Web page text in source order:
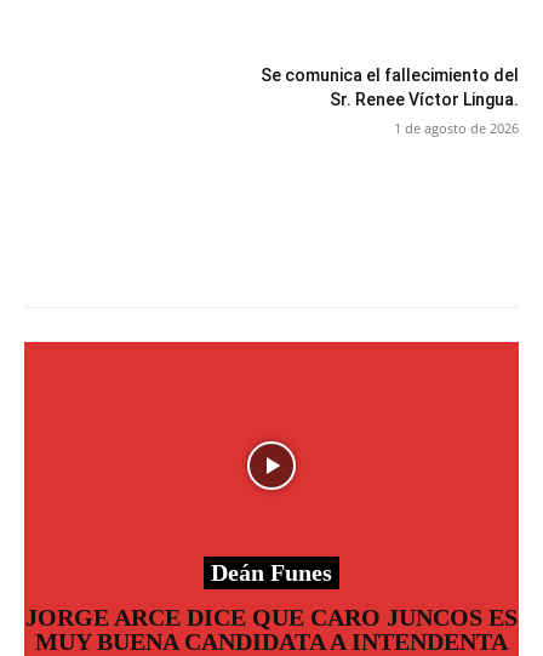
Se comunica el fallecimiento del
Sr. Renee Víctor Lingua.
1 de agosto de 2026
Deán Funes
JORGE ARCE DICE QUE CARO JUNCOS ES
MUY BUENA CANDIDATA A INTENDENTA